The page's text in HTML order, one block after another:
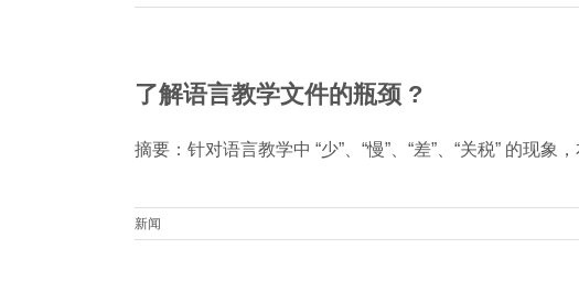
了解语言教学文件的瓶颈 ?
摘要：针对语言教学中 “少”、“慢”、“差”、“关税” 的现
新闻